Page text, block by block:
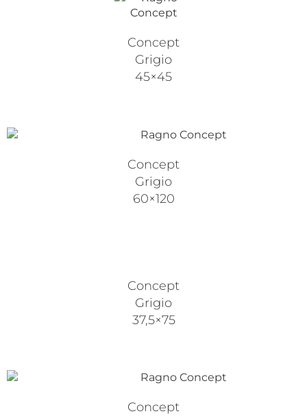
Concept
Grigio
45×45
Concept
Grigio
60×120
Concept
Grigio
37,5×75
Concept